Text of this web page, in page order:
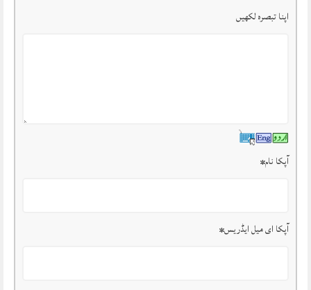
اپنا تبصرہ لکھیں
آپکا نام*
آپکا ای میل ایڈریس*